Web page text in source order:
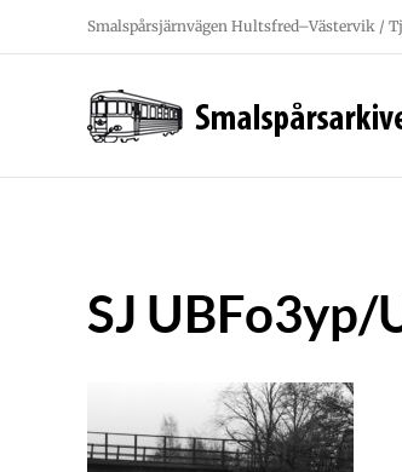
Smalspårsjärnvägen Hultsfred–Västervik /
SJ